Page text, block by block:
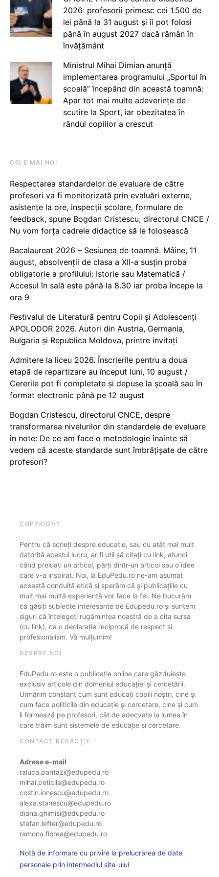
2026: profesorii primesc cei 1.500 de
lei până la 31 august și îi pot folosi
până în august 2027 dacă rămân în
învățământ
Ministrul Mihai Dimian anunță
implementarea programului „Sportul în
școală” începând din această toamnă:
Apar tot mai multe adeverințe de
scutire la Sport, iar obezitatea în
rândul copiilor a crescut
CELE MAI NOI
Respectarea standardelor de evaluare de către
profesori va fi monitorizată prin evaluări externe,
asistențe la ore, inspecții școlare, formulare de
feedback, spune Bogdan Cristescu, directorul CNCE /
Nu vom forța cadrele didactice să le folosească
Bacalaureat 2026 – Sesiunea de toamnă. Mâine, 11
august, absolvenții de clasa a XII-a susțin proba
obligatorie a profilului: Istorie sau Matematică /
Accesul în sală este până la 8.30 iar proba începe la
ora 9
Festivalul de Literatură pentru Copii și Adolescenți
APOLODOR 2026. Autori din Austria, Germania,
Bulgaria și Republica Moldova, printre invitați
Admitere la liceu 2026. Înscrierile pentru a doua
etapă de repartizare au început luni, 10 august /
Cererile pot fi completate și depuse la școală sau în
format electronic până pe 12 august
Bogdan Cristescu, directorul CNCE, despre
transformarea nivelurilor din standardele de evaluare
în note: De ce am face o metodologie înainte să
vedem că aceste standarde sunt îmbrățișate de către
profesori?
COPYRIGHT
Pentru că scrieți despre educație, sau cu atât mai mult
datorită acestui lucru, ar fi util să citați cu link, atunci
când preluați un articol, părți dintr-un articol sau o idee
care v-a inspirat. Noi, la EduPedu.ro ne-am asumat
această conduită etică și sperăm că și publicațiile cu
mult mai multă experiență vor face la fel. Ne bucurăm
că găsiți subiecte interesante pe Edupedu.ro și suntem
siguri că înțelegeți rugămintea noastră de a cita sursa
(cu link), ca o declarație reciprocă de respect și
profesionalism. Vă mulțumim!
DESPRE NOI
EduPedu.ro este o publicație online care găzduiește
exclusiv articole din domeniul educației și cercetării.
Urmărim constant cum sunt educați copiii noștri, cine și
cum face politicile din educație și cercetare, cine și cum
îi formează pe profesori, cât de adecvate la lumea în
care trăim sunt sistemele de educație și cercetare.
CONTACT REDACȚIE
Adrese e-mail
raluca.pantazi@edupedu.ro
mihai.peticila@edupedu.ro
costin.ionescu@edupedu.ro
alexa.stanescu@edupedu.ro
diana.ghimisi@edupedu.ro
stefan.lefter@edupedu.ro
ramona.florea@edupedu.ro
Notă de informare cu privire la prelucrarea de date
personale prin intermediul site-ului